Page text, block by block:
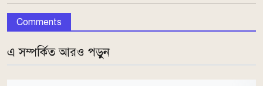
Comments
এ সম্পর্কিত আরও পড়ুন